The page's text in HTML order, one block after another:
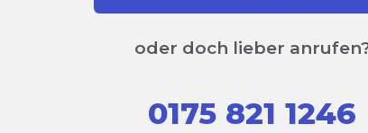
oder doch lieber
0175 821 1246